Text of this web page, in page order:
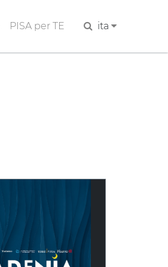
PISA per TE Cerca ita